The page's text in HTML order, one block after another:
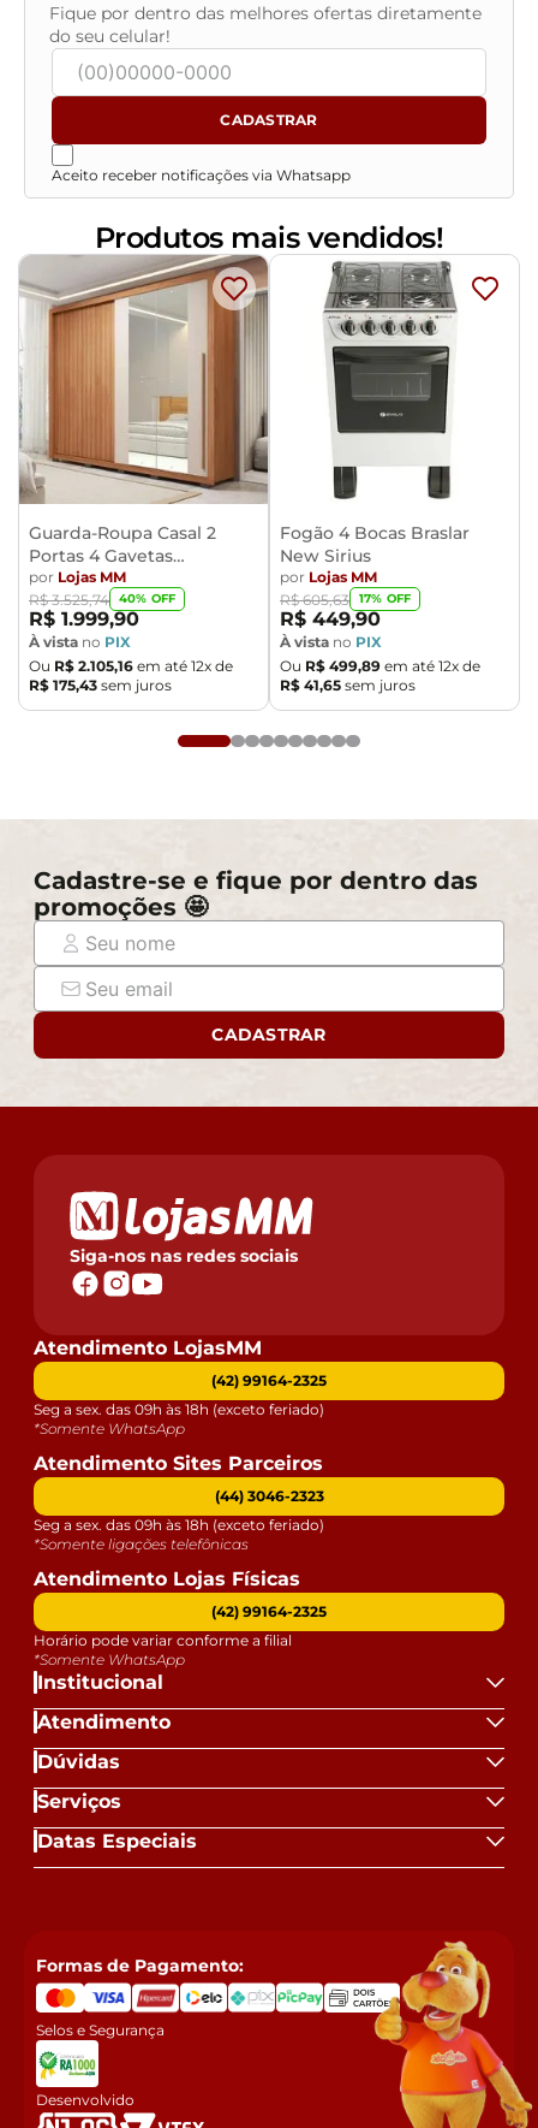
Fique por dentro das melhores ofertas diretamente
do seu celular!
CADASTRAR
Aceito receber notificações via Whatsapp
Produtos mais vendidos!
Guarda-Roupa Casal 2
Portas 4 Gavetas
Caemmun Moviment
por Lojas MM
R$ 3.525,74 40% OFF
R$ 1.999,90
À vista no PIX
Ou R$ 2.105,16 em até 12x de
R$ 175,43 sem juros
Fogão 4 Bocas Braslar
New Sirius
por Lojas MM
R$ 605,63 17% OFF
R$ 449,90
À vista no PIX
Ou R$ 499,89 em até 12x de
R$ 41,65 sem juros
Cadastre-se e fique por dentro das
promoções 🤩
CADASTRAR
Siga-nos nas redes sociais
Institucional
Atendimento
Dúvidas
Serviços
Datas Especiais
Atendimento LojasMM
(42) 99164-2325
Seg a sex. das 09h às 18h (exceto feriado)
*Somente WhatsApp
Atendimento Sites Parceiros
(44) 3046-2323
Seg a sex. das 09h às 18h (exceto feriado)
*Somente ligações telefônicas
Atendimento Lojas Físicas
(42) 99164-2325
Horário pode variar conforme a filial
*Somente WhatsApp
Formas de Pagamento:
Selos e Segurança
Desenvolvido